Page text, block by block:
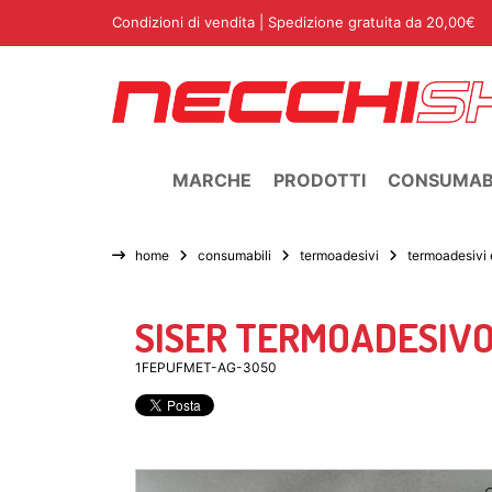
Condizioni di vendita | Spedizione gratuita da 20,00€
MARCHE PRODOTTI
home consumabili termoadesivi termoadesivi
SISER
1FEPUFMET-AG-3050